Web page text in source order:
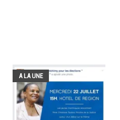
A LA UNE